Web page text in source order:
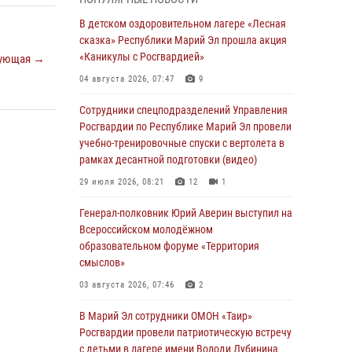
→
прошедший месяц провели более 90
проверок мест хранения гражданского
оружия
06 августа 2026, 08:00
В Марий Эл сотрудники вневедомственной
охраны Росгвардии за прошедший месяц
задержали 19 нарушителей
05 августа 2026, 09:44
прошло занятие, посвящённое памяти
генерала армии Ивана Кирилловича
Яковлева
05 августа 2026, 09:10
сказка» Республики Марий Эл прошла акция
«Каникулы с Росгвардией»
04 августа 2026, 07:47 9
В детском оздоровительном лагере «Лесная
сказка» Республики Марий Эл прошла акция
«Каникулы с Росгвардией»
04 августа 2026, 07:47 9
Сотрудники спецподразделений Управления
Росгвардии по Республике Марий Эл провели
учебно-тренировочные спуски с вертолета в
рамках десантной подготовки (видео)
29 июля 2026, 08:21 12 1
Генерал-полковник Юрий Аверин выступил на
Всероссийском молодёжном
образовательном форуме «Территория
смыслов»
03 августа 2026, 07:46 2
В Марий Эл сотрудники ОМОН «Таир»
Росгвардии провели патриотическую встречу
с детьми в лагере имени Володи Дубинина